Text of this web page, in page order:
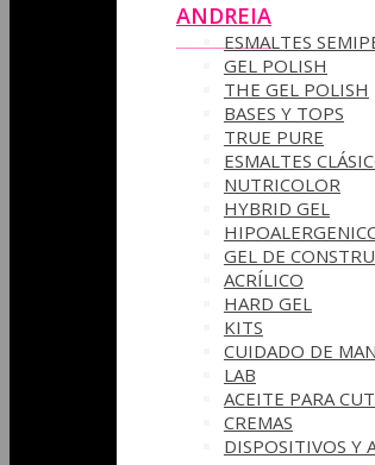
ANDREIA
ESMALTES
GEL POLISH
THE GEL POLISH
BASES Y‎ TOPS
TRUE PURE
ESMALTES
NUTRICOLOR
HYBRID GEL
GEL DE
ACRÍLICO
HARD GEL
KITS
CUIDADO DE
LAB
ACEITE PARA
CREMAS
DISPOSITIVOS Y